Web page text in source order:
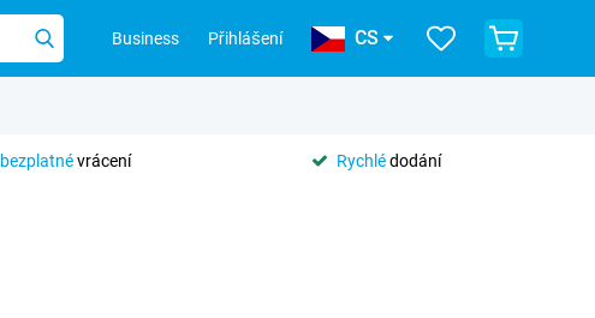
Business Přihlášení CS
bezplatnévrácení Rychlédodání